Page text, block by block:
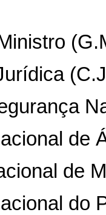
de
de
do